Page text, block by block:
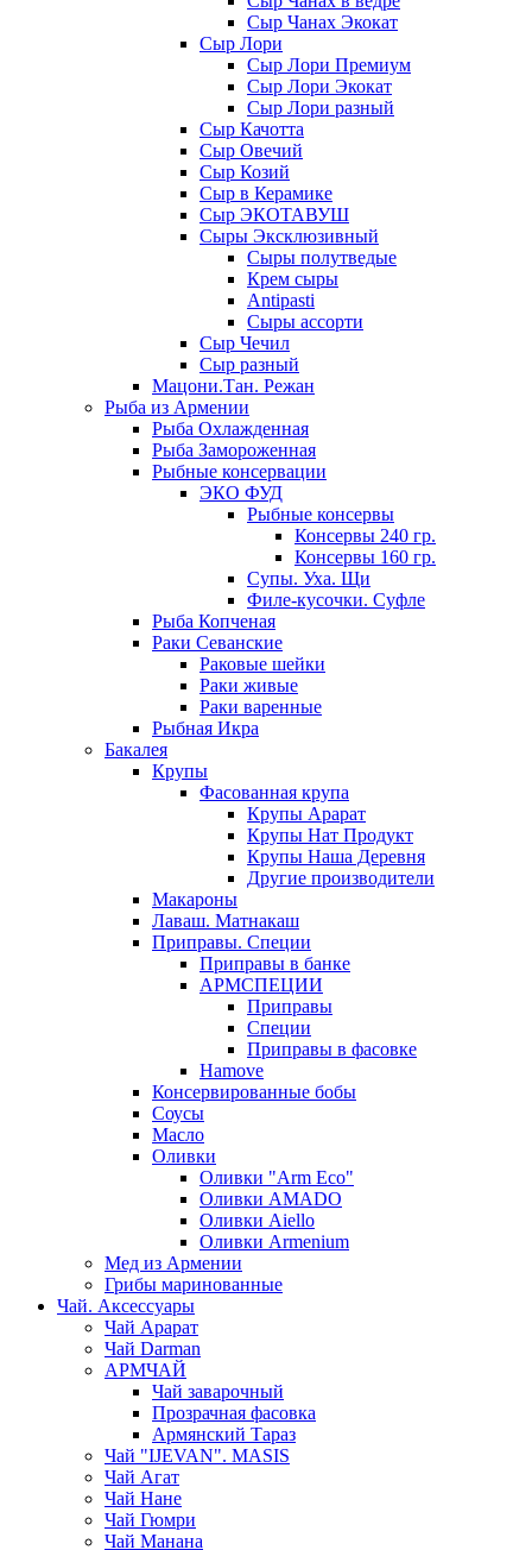
Сыр Чанах Экокат
Сыр Лори
Сыр Лори Премиум
Сыр Лори Экокат
Сыр Лори разный
Сыр Качотта
Сыр Овечий
Сыр Козий
Сыр в Керамике
Сыр ЭКОТАВУШ
Сыры Эксклюзивный
Сыры полутведые
Крем сыры
Antipasti
Сыры ассорти
Сыр Чечил
Сыр разный
Мацони.Тан. Режан
Рыба из Армении
Рыба Охлажденная
Рыба Замороженная
Рыбные консервации
ЭКО ФУД
Рыбные консервы
Консервы 240 гр.
Консервы 160 гр.
Супы. Уха. Щи
Филе-кусочки. Суфле
Рыба Копченая
Раки Севанские
Раковые шейки
Раки живые
Раки варенные
Рыбная Икра
Бакалея
Крупы
Фасованная крупа
Крупы Арарат
Крупы Нат Продукт
Крупы Наша Деревня
Другие производители
Макароны
Лаваш. Матнакаш
Приправы. Специи
Приправы в банке
АРМСПЕЦИИ
Приправы
Специи
Приправы в фасовке
Hamove
Консервированные бобы
Соусы
Масло
Оливки
Оливки "Arm Eco"
Оливки AMADO
Оливки Aiello
Оливки Armenium
Мед из Армении
Грибы маринованные
Чай. Аксессуары
Чай Арарат
Чай Darman
АРМЧАЙ
Чай заварочный
Прозрачная фасовка
Армянский Тараз
Чай "IJEVAN". MASIS
Чай Агат
Чай Нане
Чай Гюмри
Чай Манана